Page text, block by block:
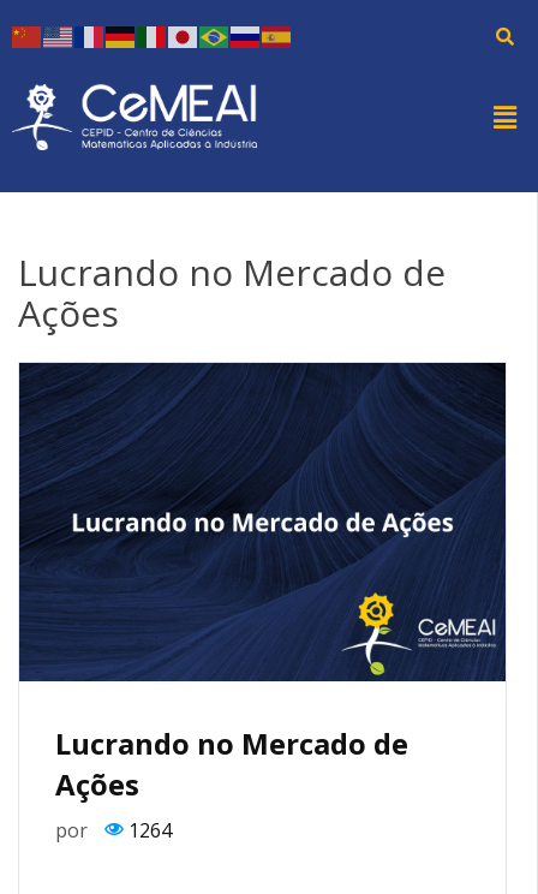
Lucrando no Mercado de
Ações
Lucrando no Mercado de
Ações
por 1264